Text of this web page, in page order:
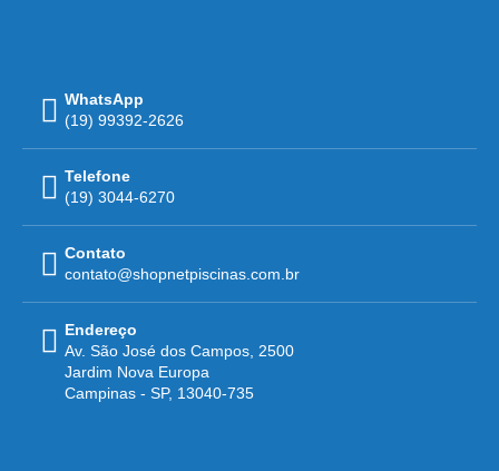
WhatsApp
(19) 99392-2626
Telefone
(19) 3044-6270
Contato
contato@shopnetpiscinas.com.br
Endereço
Av. São José dos Campos, 2500
Jardim Nova Europa
Campinas - SP, 13040-735